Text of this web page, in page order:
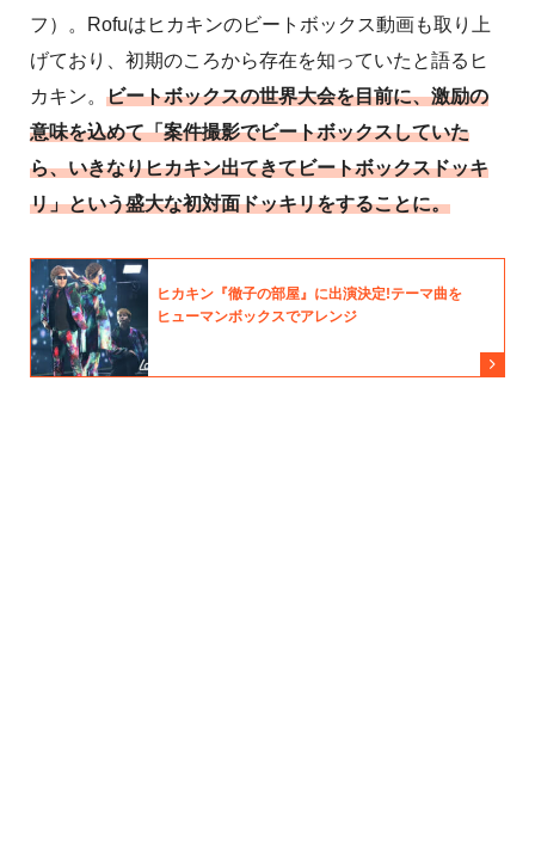
フ）。Rofuはヒカキンのビートボックス動画も取り上
げており、初期のころから存在を知っていたと語るヒ
カキン。 ビートボックスの世界大会を目前に、激励の
意味を込めて「案件撮影でビートボックスしていた
ら、いきなりヒカキン出てきてビートボックスドッキ
リ」という盛大な初対面ドッキリをすることに。